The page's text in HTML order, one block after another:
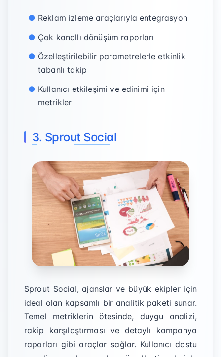
Reklam izleme araçlarıyla entegrasyon
Çok kanallı dönüşüm raporları
Özelleştirilebilir parametrelerle etkinlik
tabanlı takip
Kullanıcı etkileşimi ve edinimi için
metrikler
3. Sprout Social
Sprout Social, ajanslar ve büyük ekipler için
ideal olan kapsamlı bir analitik paketi sunar.
Temel metriklerin ötesinde, duygu analizi,
rakip karşılaştırması ve detaylı kampanya
raporları gibi araçlar sağlar. Kullanıcı dostu